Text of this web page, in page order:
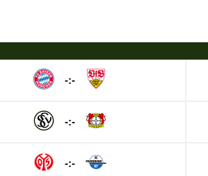
-:-
-:-
-:-